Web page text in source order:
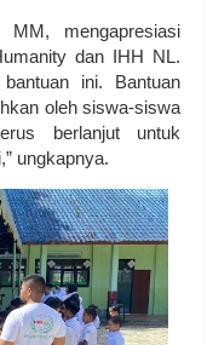
mengapresiasi
dan IHH NL.
ini. Bantuan
oleh siswa-siswa
berlanjut untuk
ungkapnya.